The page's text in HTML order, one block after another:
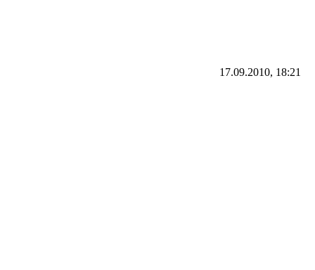
17.09.2010, 18:21